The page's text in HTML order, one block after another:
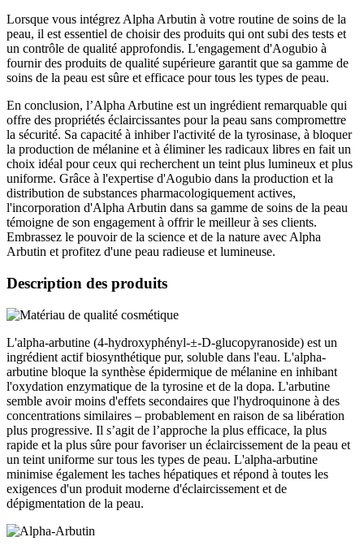
Lorsque vous intégrez Alpha Arbutin à votre routine de soins de la
peau, il est essentiel de choisir des produits qui ont subi des tests et
un contrôle de qualité approfondis. L'engagement d'Aogubio à
fournir des produits de qualité supérieure garantit que sa gamme de
soins de la peau est sûre et efficace pour tous les types de peau.
En conclusion, l’Alpha Arbutine est un ingrédient remarquable qui
offre des propriétés éclaircissantes pour la peau sans compromettre
la sécurité. Sa capacité à inhiber l'activité de la tyrosinase, à bloquer
la production de mélanine et à éliminer les radicaux libres en fait un
choix idéal pour ceux qui recherchent un teint plus lumineux et plus
uniforme. Grâce à l'expertise d'Aogubio dans la production et la
distribution de substances pharmacologiquement actives,
l'incorporation d'Alpha Arbutin dans sa gamme de soins de la peau
témoigne de son engagement à offrir le meilleur à ses clients.
Embrassez le pouvoir de la science et de la nature avec Alpha
Arbutin et profitez d'une peau radieuse et lumineuse.
Description des produits
L'alpha-arbutine (4-hydroxyphényl-±-D-glucopyranoside) est un
ingrédient actif biosynthétique pur, soluble dans l'eau. L'alpha-
arbutine bloque la synthèse épidermique de mélanine en inhibant
l'oxydation enzymatique de la tyrosine et de la dopa. L'arbutine
semble avoir moins d'effets secondaires que l'hydroquinone à des
concentrations similaires – probablement en raison de sa libération
plus progressive. Il s’agit de l’approche la plus efficace, la plus
rapide et la plus sûre pour favoriser un éclaircissement de la peau et
un teint uniforme sur tous les types de peau. L'alpha-arbutine
minimise également les taches hépatiques et répond à toutes les
exigences d'un produit moderne d'éclaircissement et de
dépigmentation de la peau.